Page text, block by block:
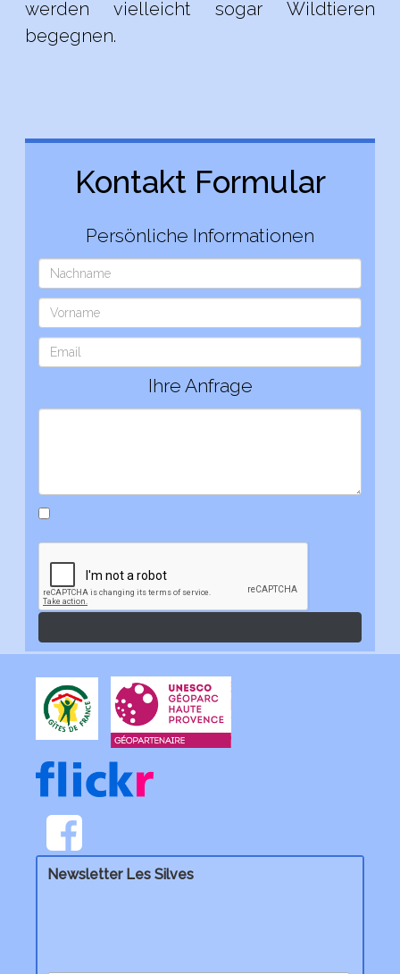
werden vielleicht sogar Wildtieren
begegnen.
Kontakt Formular
Persönliche Informationen
Ihre Anfrage
Newsletter Les Silves